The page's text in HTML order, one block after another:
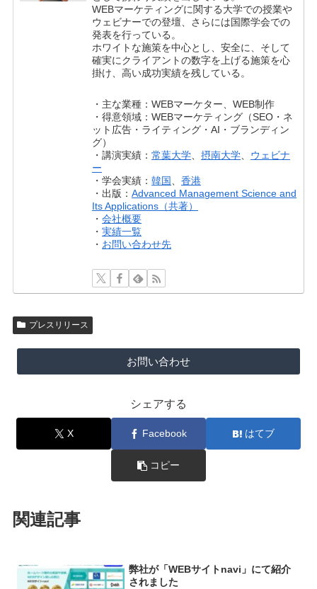
WEBマーケティングに関する大学での授業や
ウェビナーでの登壇、さらには国際学会での
発表を行っている。
ホワイトな施策を中心とし、安全に、そして
確実にクライアントの数字を上げる施策を心
掛け、高い成功実績を残している。
・主な業種：WEBマーケター、WEB制作
・得意領域：WEBマーケティング（SEO・ネ
ット広告・ライティング・AI・ブランディン
グ）
・講演実績：常葉大学 、摂南大学
ウェビナ
ー
・学会実績：韓国 、香港
・出版：Advanced Management Science and
Its Applications（共著）
・会社概要
・実績一覧
・ お問い合わせ先
プレスリリース
お問い合わせ
シェアする
X Facebook はてブ
コピー
関連記事
弊社が「WEBサイトnavi」にて紹介
されました